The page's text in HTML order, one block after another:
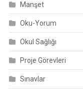
Manşet
Oku-Yorum
Okul Sağlığı
Proje Görevleri
Sınavlar